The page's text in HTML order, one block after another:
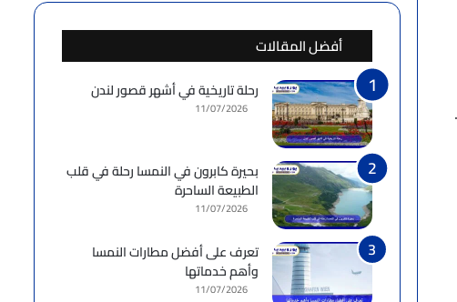
أفضل المقالات
رحلة تاريخية في أشهر قصور لندن
11/07/2026
بحيرة كابرون في النمسا رحلة في قلب
الطبيعة الساحرة
11/07/2026
تعرف على أفضل مطارات النمسا
وأهم خدماتها
11/07/2026